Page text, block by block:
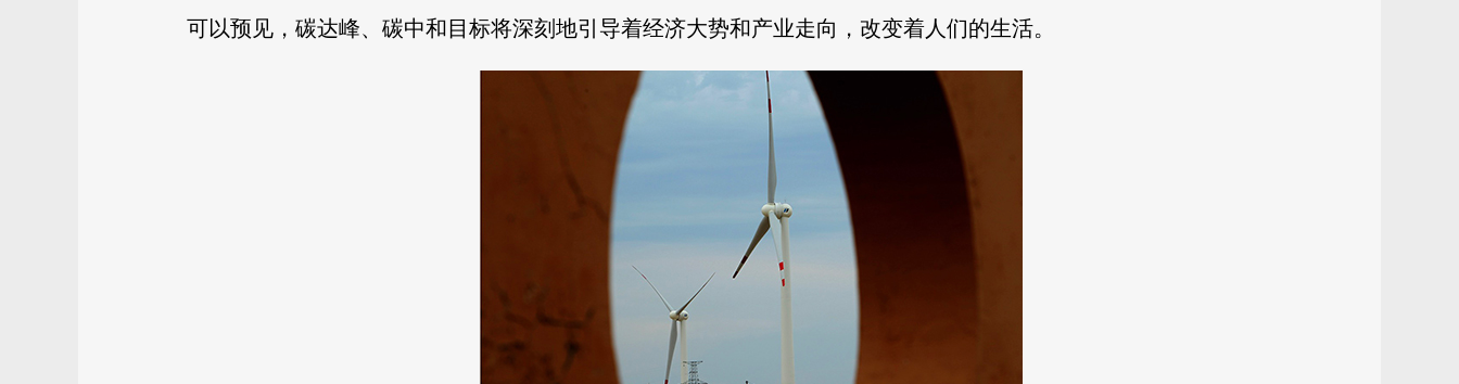
可以预见，碳达峰、碳中和目标将深刻地引导着经济大势和产业走向，改变着人们的生活。